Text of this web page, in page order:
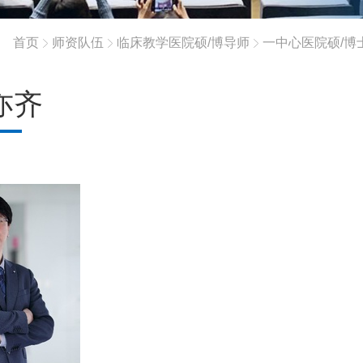
首页 师资队伍 临床教学医院硕/博导师 一中心医院硕/博
齐